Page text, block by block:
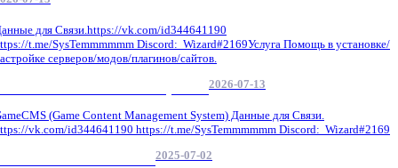
для Связи.https://vk.com/id344641190
t.me/SysTemmmmmm Discord: Wizard#2169Услуга Помощь в установке/
серверов/модов/плагинов/сайтов.
2026-07-13
(Game Content Management System) Данные для Связи.
vk.com/id344641190 https://t.me/SysTemmmmmm Discord: Wizard#2169
2025-07-02